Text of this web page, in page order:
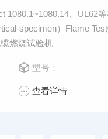
1080.1~1080.14、UL62
specimen）Flame
燃烧试验机
型号：
查看详情